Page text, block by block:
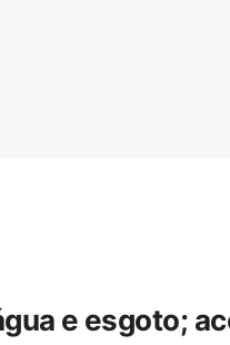
e esgoto;